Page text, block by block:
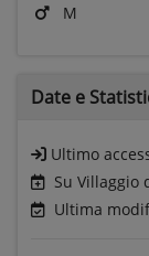
M
Date e
Ultimo
Su Villaggio
Ultima